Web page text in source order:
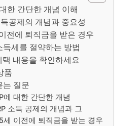
한 간단한 개념 이해
공제의 개념과 중요성
전에 퇴직금을 받은 경우
득세를 절약하는 방법
택 내용을 확인하세요
품
는 질문
에 대한 간단한 개념
소득 공제의 개념과 그
세 이전에 퇴직금을 받는 경우